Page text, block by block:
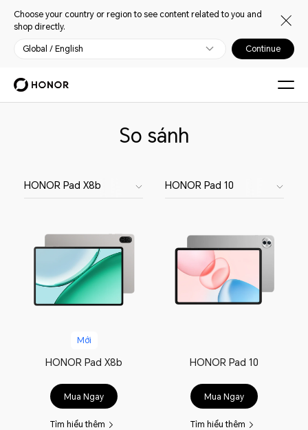
Choose your country or region to see content related to you and
shop directly.
Global / English Continue
So sánh
HONOR Pad X8b HONOR Pad 10
Mới
HONOR Pad X8b
Mua Ngay
Tìm hiểu thêm
HONOR Pad 10
Mua Ngay
Tìm hiểu thêm